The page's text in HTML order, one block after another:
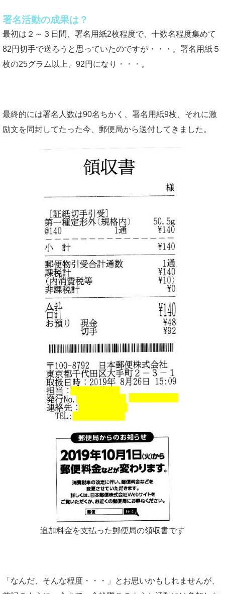
署名活動の成果は？
最初は２～３日間、署名用紙2枚程度で、十数名程度集めて
82円切手で送ろうと思っていたのですが・・・。署名用紙５
枚の25グラム以上、92円になり・・・。
最終的には署名人数は90名ちかく、署名用紙9枚、それに激
励文を同封してたった今、郵便局から送付してきました。
追加料金を支払った郵便局の領収書です
「なんだ、そんな程度・・・」とお思いかもしれませんが、